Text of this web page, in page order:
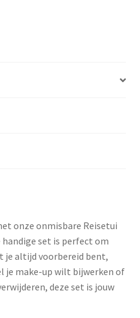
onze onmisbare Reisetui
set is perfect om
je altijd voorbereid bent,
je make-up wilt bijwerken of
deze set is jouw